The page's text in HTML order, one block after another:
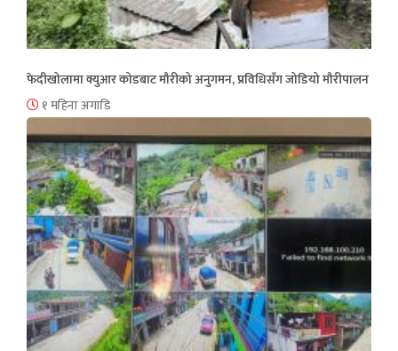
फेदीखोलामा क्युआर कोडबाट मौरीको अनुगमन, प्रविधिसँग जोडियो मौरीपालन
१ महिना अगाडि